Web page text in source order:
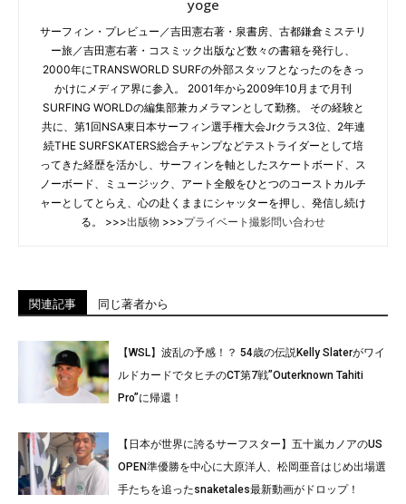
yoge
サーフィン・プレビュー／吉田憲右著・泉書房、古都鎌倉ミステリ
ー旅／吉田憲右著・コスミック出版など数々の書籍を発行し、
2000年にTRANSWORLD SURFの外部スタッフとなったのをきっ
かけにメディア界に参入。 2001年から2009年10月まで月刊
SURFING WORLDの編集部兼カメラマンとして勤務。 その経験と
共に、第1回NSA東日本サーフィン選手権大会Jrクラス3位、2年連
続THE SURFSKATERS総合チャンプなどテストライダーとして培
ってきた経歴を活かし、サーフィンを軸としたスケートボード、ス
ノーボード、ミュージック、アート全般をひとつのコーストカルチ
ャーとしてとらえ、心の赴くままにシャッターを押し、発信し続け
る。 >>>出版物 >>>プライベート撮影問い合わせ
関連記事 同じ著者から
【WSL】波乱の予感！？ 54歳の伝説Kelly Slaterがワイ
ルドカードでタヒチのCT第7戦”Outerknown Tahiti
Pro”に帰還！
【日本が世界に誇るサーフスター】五十嵐カノアのUS
OPEN準優勝を中心に大原洋人、松岡亜音はじめ出場選
手たちを追ったsnaketales最新動画がドロップ！